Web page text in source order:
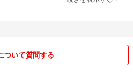
ついて質問する